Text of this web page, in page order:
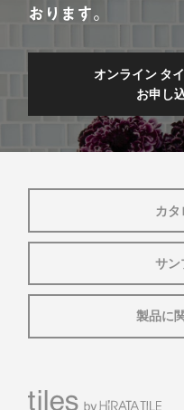
おります。
オンライン タ
お申し
カ
サン
製品に